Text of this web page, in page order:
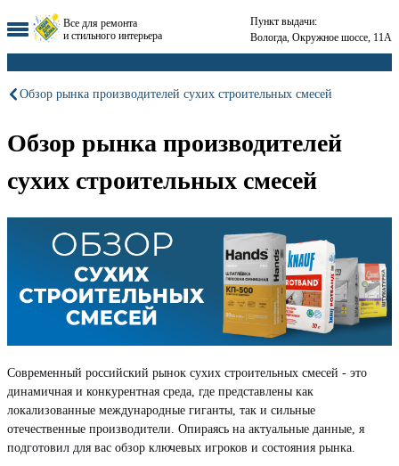
Все для ремонта
и стильного интерьера
Пункт выдачи:
Вологда, Окружное шоссе, 11А
Обзор рынка производителей сухих строительных смесей
Обзор рынка производителей
сухих строительных смесей
Современный российский рынок сухих строительных смесей - это
динамичная и конкурентная среда, где представлены как
локализованные международные гиганты, так и сильные
отечественные производители. Опираясь на актуальные данные, я
подготовил для вас обзор ключевых игроков и состояния рынка.